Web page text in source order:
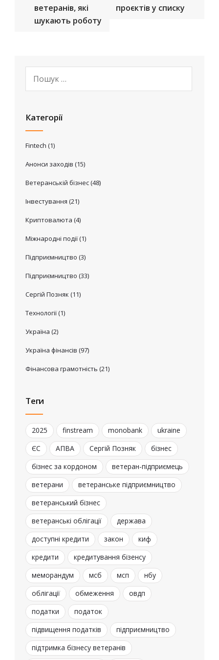
ветеранів, які
шукають роботу
проєктів у списку
Категорії
Fintech (1)
Анонси заходів (15)
Ветеранській бізнес(48)
Інвестування (21)
Криптовалюта (4)
Міжнародні події(1)
Підприємництво (3)
Підприємництво (33)
Сергій Позняк (11)
Технології(1)
Україна (2)
Україна фінансів (97)
Фінансова грамотність (21)
Теги
2025 finstream monobank
ukraine
ЄС
АПВА Сергій Позняк
бізнес
бізнес за кордоном
ветеран-підприємець
ветерани
ветеранське підприємництво
ветеранський бізнес
ветеранські облігації
держава
доступні кредити
закон
киф
кредити
кредитування бізенсу
меморандум
мсб мсп
нбу
облігації
обмеження
овдп
податки
податок
підвищення податків
підприємництво
підтримка бізнесу ветеранів